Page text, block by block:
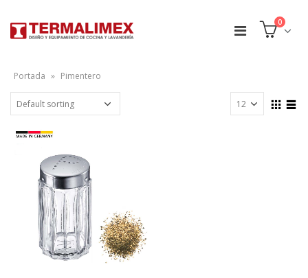
0
Portada » Pimentero